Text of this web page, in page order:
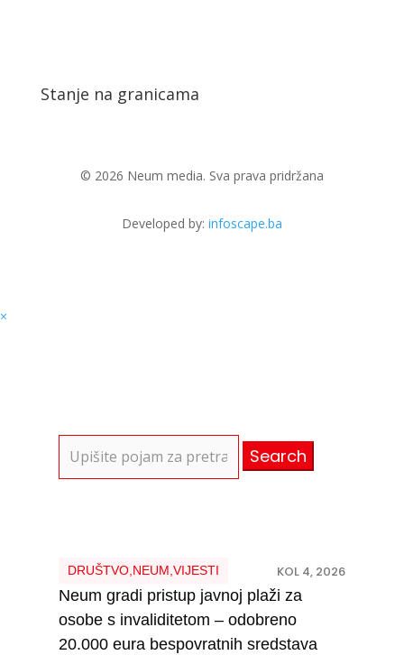
Stanje na granicama
© 2026 Neum media. Sva prava pridržana
Developed by: infoscape.ba
×
for:
DRUŠTVO, NEUM VIJESTI KOL 4, 2026
Neum gradi pristup javnoj plaži za
osobe s invaliditetom – odobreno
20.000 eura bespovratnih sredstava